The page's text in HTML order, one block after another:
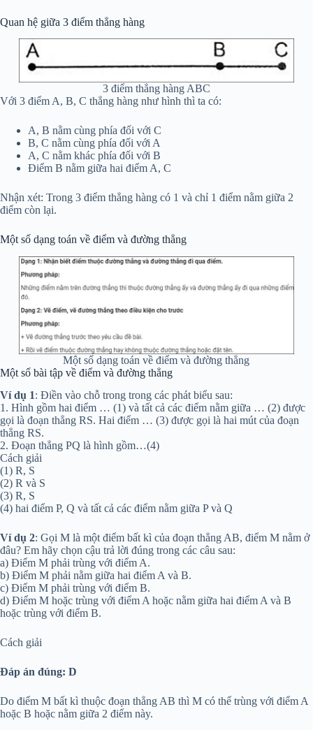
Quan hệ giữa 3 điểm thẳng hàng
3 điểm thẳng hàng ABC
Với 3 điểm A, B, C thẳng hàng như hình thì ta có:
A, B nằm cùng phía đối với C
B, C nằm cùng phía đối với A
A, C nằm khác phía đối với B
Điểm B nằm giữa hai điểm A, C
Nhận xét: Trong 3 điểm thẳng hàng có 1 và chỉ 1 điểm nằm giữa 2
điểm còn lại.
Một số dạng toán về điểm và đường thẳng
Một số dạng toán về điểm và đường thẳng
Một số bài tập về điểm và đường thẳng
Ví dụ 1: Điền vào chỗ trong trong các phát biểu sau:
1. Hình gồm hai điểm … (1) và tất cả các điểm nằm giữa … (2) được
gọi là đoạn thẳng RS. Hai điểm … (3) được gọi là hai mút của đoạn
thẳng RS.
2. Đoạn thẳng PQ là hình gồm…(4)
Cách giải
(1) R, S
(2) R và S
(3) R, S
(4) hai điểm P, Q và tất cả các điểm nằm giữa P và Q
Ví dụ 2: Gọi M là một điểm bất kì của đoạn thẳng AB, điểm M nằm ở
đâu? Em hãy chọn cậu trả lời đúng trong các câu sau:
a) Điểm M phải trùng với điểm A.
b) Điểm M phải nằm giữa hai điểm A và B.
c) Điểm M phải trùng với điểm B.
d) Điểm M hoặc trùng với điểm A hoặc nằm giữa hai điểm A và B
hoặc trùng với điểm B.
Cách giải
Đáp án đúng: D
Do điểm M bất kì thuộc đoạn thẳng AB thì M có thể trùng với điểm A
hoặc B hoặc nằm giữa 2 điểm này.